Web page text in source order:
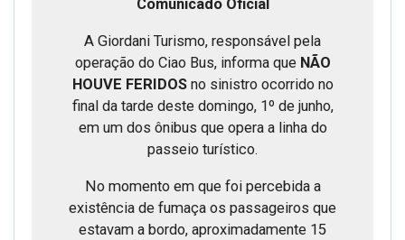
Comunicado Oficial
A Giordani Turismo, responsável pela
operação do Ciao Bus, informa que NÃO
HOUVE FERIDOSno sinistro ocorrido no
final da tarde deste domingo, 1º de junho,
em um dos ônibus que opera a linha do
passeio turístico.
No momento em que foi percebida a
existência de fumaça os passageiros que
estavam a bordo​, aproximadamente 15